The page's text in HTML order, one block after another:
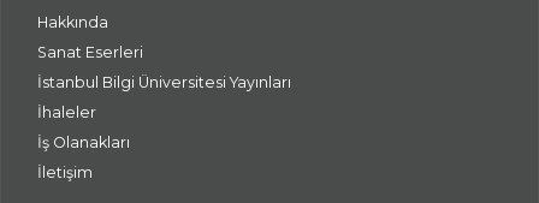
Hakkında
Sanat Eserleri
İstanbul Bilgi Üniversitesi Yayınları
İhaleler
İş Olanakları
İletişim